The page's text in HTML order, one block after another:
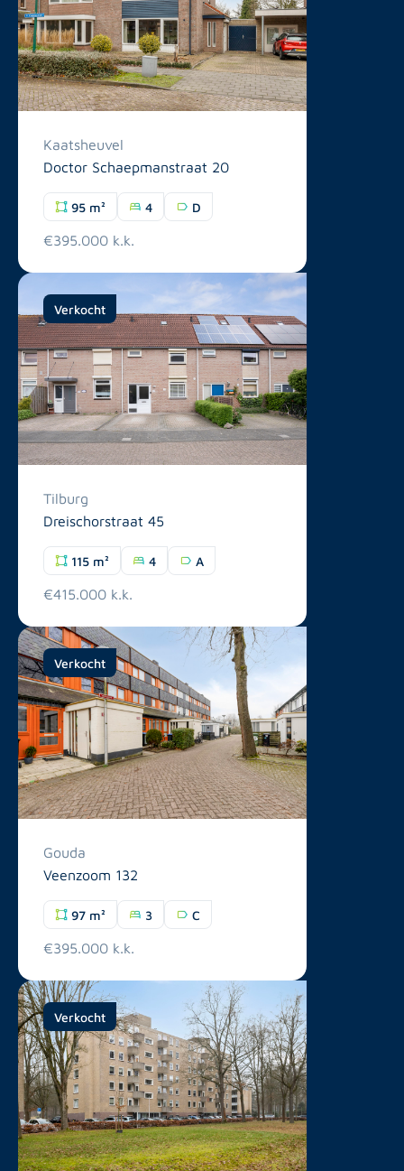
Kaatsheuvel
Doctor Schaepmanstraat 20
95 m² 4 D
€395.000 k.k.
Verkocht
Tilburg
Dreischorstraat 45
115 m² 4 A
€415.000 k.k.
Verkocht
Gouda
Veenzoom 132
97 m² 3 C
€395.000 k.k.
Verkocht